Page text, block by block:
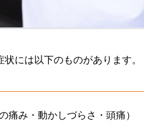
には以下のものがあります。
痛み・動かしづらさ・頭痛）